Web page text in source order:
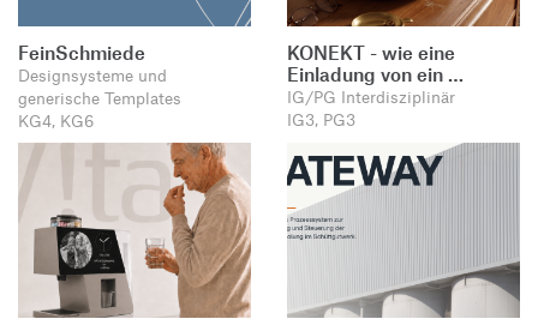
FeinSchmiede
Designsysteme und
generische Templates
KG4, KG6
KONEKT - wie eine
Einladung von ein …
IG/PG Interdisziplinär
IG3, PG3